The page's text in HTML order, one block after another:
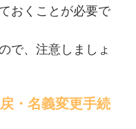
おくことが必要で
で、注意しましょ
・名義変更手続